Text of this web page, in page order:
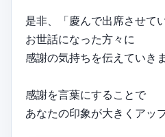
是非、「慶んで出席させて
お世話になった方々に
感謝の気持ちを伝えていき
感謝を言葉にすることで
あなたの印象が大きくアッ